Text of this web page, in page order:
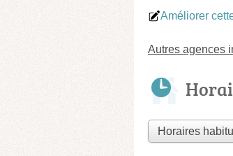
Améliorer
Autres agences